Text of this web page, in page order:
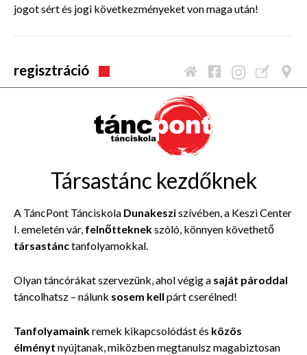
jogot sért és jogi következményeket von maga után!
regisztráció
Társastánc kezdőknek
A TáncPont Tánciskola Dunakesziszívében, a Keszi Center
I. emeletén vár, felnőtteknekszóló, könnyen követhető
társastánctanfolyamokkal.
Olyan táncórákat szervezünk, ahol végig a saját pároddal
táncolhatsz – nálunk sosem kell párt cserélned!
Tanfolyamainkremek kikapcsolódást és közös
élményt nyújtanak, miközben megtanulsz magabiztosan